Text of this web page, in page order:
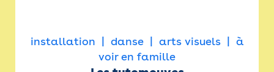
installation danse arts visuels
à
voir en famille